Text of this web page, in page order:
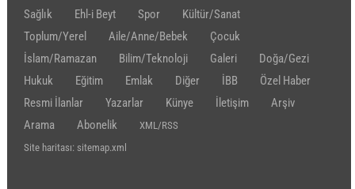
Sağlık
Ehl-i Beyt Spor
Kültür/Sanat
Toplum/Yerel
Aile/Anne/Bebek
Çocuk
İslam/Ramazan
Bilim/Teknoloji Galeri
Doğa/Gezi
Hukuk
Eğitim Emlak Diğer İBB
Özel Haber
Resmi İlanlar
Yazarlar Künye İletişim
Arşiv
Arama
Abonelik
XML/RSS
Site haritası: sitemap.xml